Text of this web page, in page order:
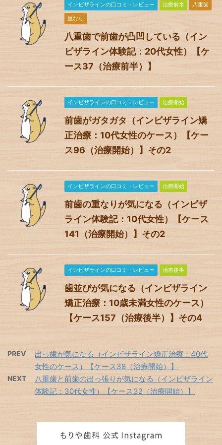
インビザラインの口コミ・レビュー 治療前半
八重歯
重なり
八重歯で前歯が凸凹している（イン
ビザライン体験記：20代女性）【ケ
ース37（治療前半）】
インビザラインの口コミ・レビュー 治療開始
前歯がガタガタ（インビザライン矯
正治療：10代女性のケース）【ケー
ス96（治療開始）】その2
インビザラインの口コミ・レビュー 治療開始
前歯の重なりが気になる（インビザ
ライン体験記：10代女性）【ケース
141（治療開始）】その2
インビザラインの口コミ・レビュー 治療後半
歯並びが気になる（インビザライン
矯正治療：10歳未満女性のケース）
【ケース157（治療後半）】その4
PREV
出っ歯が気になる（インビザライン矯正治療：40代
女性のケース）【ケース38（治療開始）】
NEXT
八重歯と前歯の出っ張りが気になる（インビザライン
体験記：30代女性）【ケース32（治療開始）】